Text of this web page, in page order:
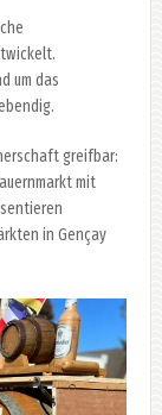
um das
greifbar:
mit
in Gençay